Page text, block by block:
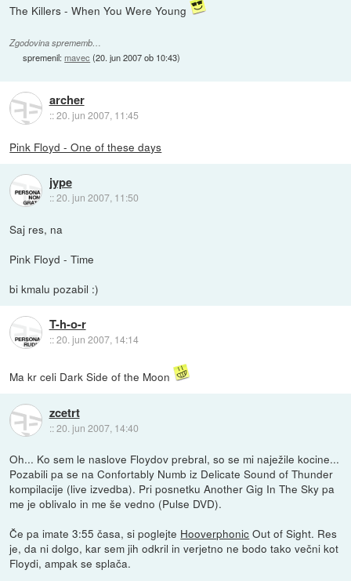
The Killers - When You Were Young
Zgodovina sprememb…
spremenil:mavec (20. jun 2007 ob 10:43)
archer
::20. jun 2007, 11:45
Pink Floyd - One of these days
jype
::20. jun 2007, 11:50
Saj res, na
Pink Floyd - Time
bi kmalu pozabil :)
T-h-o-r
::20. jun 2007, 14:14
Ma kr celi Dark Side of the Moon
zcetrt
::20. jun 2007, 14:40
Oh... Ko sem le naslove Floydov prebral, so se mi naježile kocine...
Pozabili pa se na Confortably Numb iz Delicate Sound of Thunder
kompilacije (live izvedba). Pri posnetku Another Gig In The Sky pa
me je oblivalo in me še vedno (Pulse DVD).
Če pa imate 3:55 časa, si poglejte Hooverphonic Out of Sight. Res
je, da ni dolgo, kar sem jih odkril in verjetno ne bodo tako večni kot
Floydi, ampak se splača.